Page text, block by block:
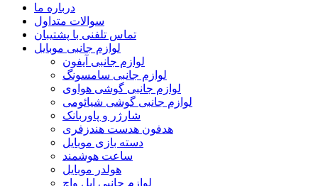
درباره ما
سوالات متداول
تماس تلفنی با پشتیبان
لوازم جانبی موبایل
لوازم جانبی آیفون
لوازم جانبی سامسونگ
لوازم جانبی گوشی هواوی
لوازم جانبی گوشی شیائومی
شارژر و پاوربانک
هدفون هدست هندزفری
دسته بازی موبایل
ساعت هوشمند
هولدر موبایل
لوازم جانبی اپل واچ